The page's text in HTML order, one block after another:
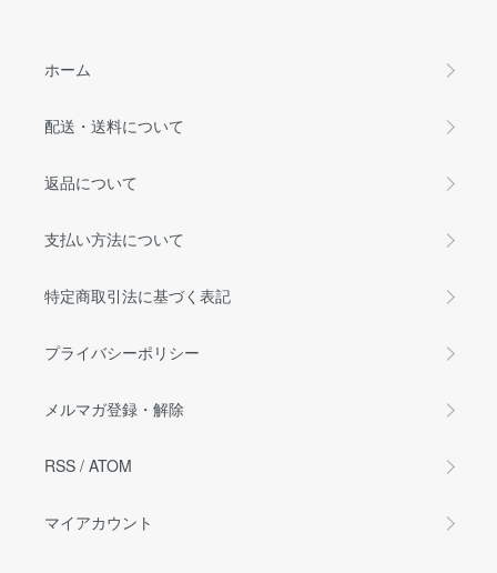
ホーム
配送・送料について
返品について
支払い方法について
特定商取引法に基づく表記
プライバシーポリシー
メルマガ登録・解除
RSS / ATOM
マイアカウント